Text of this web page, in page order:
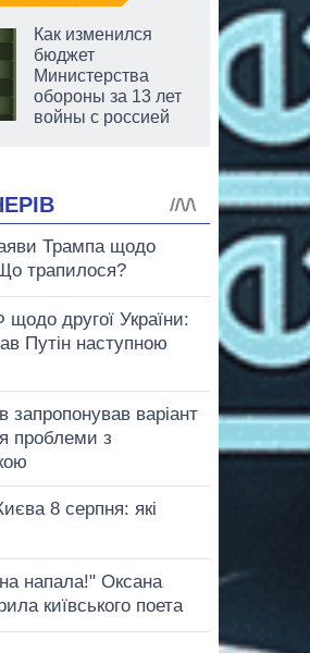
Как изменился
бюджет
Министерства
обороны за 13 лет
войны с россией